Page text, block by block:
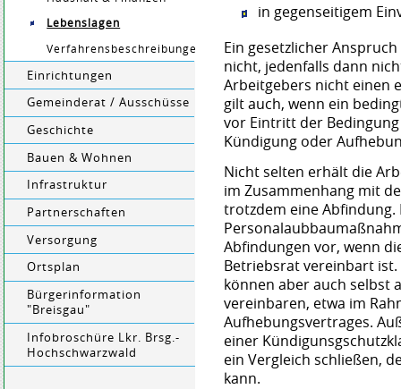
Lebenslagen
Verfahrensbeschreibungen
Einrichtungen
Gemeinderat / Ausschüsse
Geschichte
Bauen & Wohnen
Infrastruktur
Partnerschaften
Versorgung
Ortsplan
Bürgerinformation
"Breisgau"
Infobroschüre Lkr. Brsg.-
Hochschwarzwald
in gegenseitigem
Ein gesetzlicher
nicht, jedenfalls dann
Arbeitgebers nicht einen
gilt auch, wenn ein
vor Eintritt der
Kündigung oder
Nicht selten erhält die
im Zusammenhang mit
trotzdem eine Abfindung.
Abfindungen vor, wenn
Betriebsrat vereinbart
können aber auch selbst
vereinbaren, etwa im
Aufhebungsvertrages.
einer
ein Vergleich schließen,
kann.